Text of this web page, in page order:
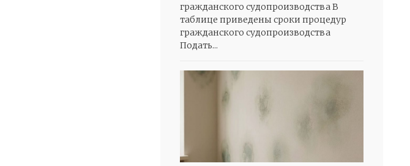
гражданского судопроизводства В
таблице приведены сроки процедур
гражданского судопроизводства
Подать...